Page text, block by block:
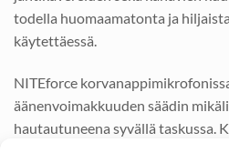
todella huomaamatonta ja
käytettäessä.
NITEforce
äänenvoimakkuuden säädin
hautautuneena syvällä taskussa.